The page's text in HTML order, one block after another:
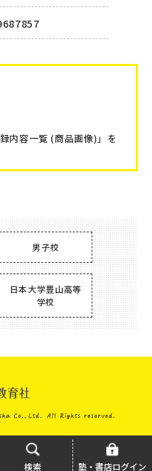
容一覧 (商品画像)」を
男子校
日本大学豊山高等
学校
検索 塾・書店ログイン